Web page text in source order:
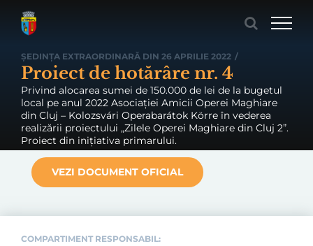
ȘEDINȚA EXTRAORDINARĂ DIN 26 APRILIE 2022 /
Proiect de hotărâre nr. 4
Privind alocarea sumei de 150.000 de lei de la bugetul
local pe anul 2022 Asociației Amicii Operei Maghiare
din Cluj – Kolozsvári Operabarátok Körre în vederea
realizării proiectului „Zilele Operei Maghiare din Cluj 2”.
Proiect din inițiativa primarului.
VEZI DOCUMENT OFICIAL
COMPARTIMENT RESPONSABIL: